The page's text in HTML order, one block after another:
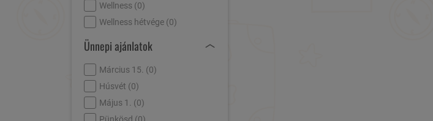
Wellness (0)
Wellness hétvége (0)
Ünnepi ajánlatok
Március 15. (0)
Húsvét (0)
Május 1. (0)